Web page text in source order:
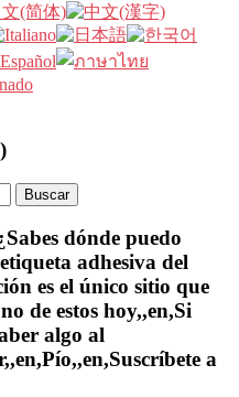
dónde puedo
adhesiva del
es el único sitio que
de estos hoy,,en,Si
algo al
a